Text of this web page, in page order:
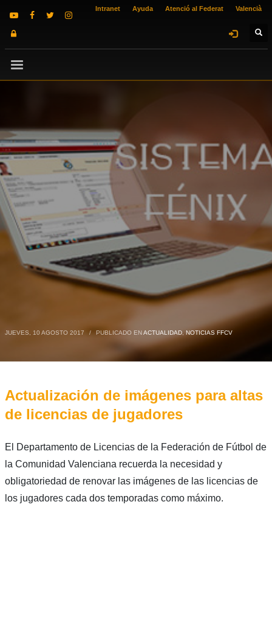
Intranet Ayuda Atenció al Federat Valencià
JUEVES, 10 AGOSTO 2017 / PUBLICADO ENACTUALIDAD, NOTICIAS FFCV
Actualización de imágenes para altas
de licencias de jugadores
El Departamento de Licencias de la Federación de Fútbol de
la Comunidad Valenciana recuerda la necesidad y
obligatoriedad de renovar las imágenes de las licencias de
los jugadores cada dos temporadas como máximo.